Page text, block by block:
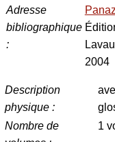
Adresse
bibliographique
:
2004
Description
physique:
Nombre de
1